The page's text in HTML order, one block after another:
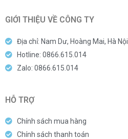
GIỚI THIỆU VỀ CÔNG TY
Địa chỉ: Nam Dư, Hoàng Mai, Hà Nội
Hotline: 0866.615.014
Zalo: 0866.615.014
HỖ TRỢ
Chính sách mua hàng
Chính sách thanh toán